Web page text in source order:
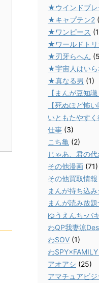
★ウインドブレ
★キャプテン2
★ワンピース
★ワールドトリ
★刃牙らへん
★宇宙人はいら
★真なる男 (1)
【まんが豆知
【死ぬほど怖
いともたやす
仕事 (3)
こち亀 (2)
じゃあ、君の
その他漫画 (71)
その他買取情報
まんが持ち込
まんが読み放
ゆうえんち-バ
わQP我妻涼
わSOV (1)
わ
アオアシ (25)
アマチュアビ